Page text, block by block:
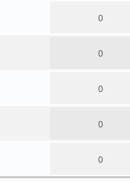
0
0
0
0
0